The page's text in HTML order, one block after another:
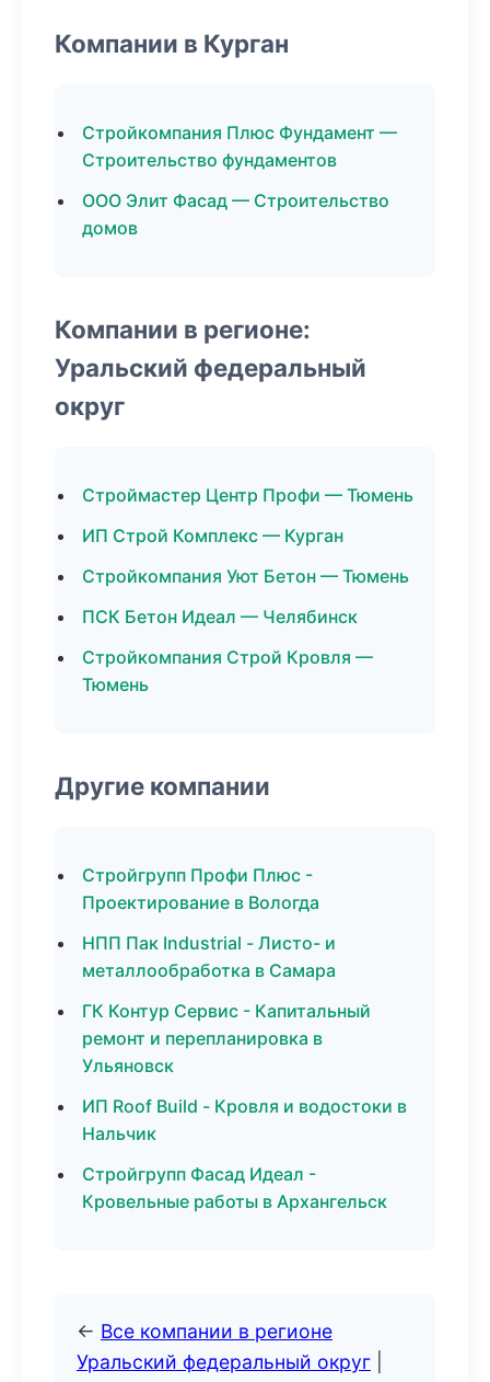
Компании в Курган
Стройкомпания Плюс Фундамент —
Строительство фундаментов
ООО Элит Фасад — Строительство
домов
Компании в регионе:
Уральский федеральный
округ
Строймастер Центр Профи — Тюмень
ИП Строй Комплекс — Курган
Стройкомпания Уют Бетон — Тюмень
ПСК Бетон Идеал — Челябинск
Стройкомпания Строй Кровля —
Тюмень
Другие компании
Стройгрупп Профи Плюс -
Проектирование в Вологда
НПП Пак Industrial - Листо- и
металлообработка в Самара
ГК Контур Сервис - Капитальный
ремонт и перепланировка в
Ульяновск
ИП Roof Build - Кровля и водостоки в
Нальчик
Стройгрупп Фасад Идеал -
Кровельные работы в Архангельск
← Все компании в регионе
Уральский федеральный округ